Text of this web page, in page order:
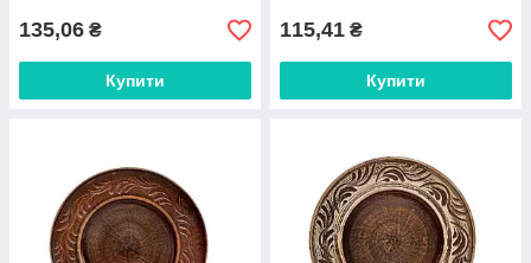
135,06 ₴
Купити
115,41 ₴
Купити